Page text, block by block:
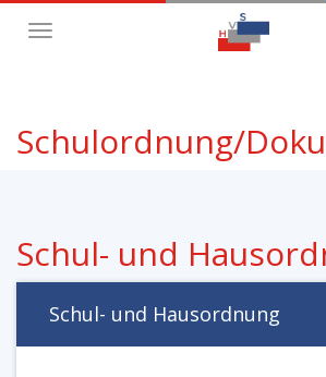
Toggle
Schulordnung/
Schul- und
Schul- und Hausordnung